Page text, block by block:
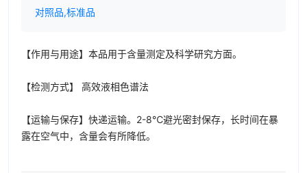
对照品,标准品
【作用与用途】本品用于含量测定及科学研究方面。
【检测方式】 高效液相色谱法
【运输与保存】快递运输。2-8℃避光密封保存，长时间在暴
露在空气中，含量会有所降低。